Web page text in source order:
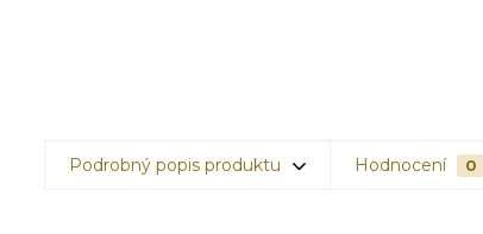
Podrobný popis produktu Hodnocení 0